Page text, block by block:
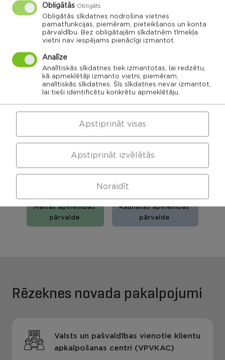
Maltas apvienības
pārvalde
Kaunatas apvienības
pārvalde
Viļānu apvienības
Rikavas
pagasts
Kantinieku
pagasts Ozolmuižas
pagasts
Dricānu
pagasts
Ilzeskalna
Audriņu
pagasts
Lendžu
Bērzgales
pagasts
Feimaņu
Pušas
pagasts
Maltas
Lūznavas
Ozolaines
pagasts
Griškānu
pagasts
pagasts
pagasts
pagasts
Sokolku
pagasts
Viļānu pagasts
Dekšāres
pagasts
Rēzeknes novada pakalpojumi
Valsts un pašvaldības vienotie klientu
apkalpošanas centri (VPVKAC)
Obligātās Obligāts
Obligātās sīkdatnes nodrošina vietnes
pamatfunkcijas, piemēram, pieteikšanos un konta
pārvaldību. Bez obligātajām sīkdatnēm tīmekļa
vietni nav iespējams pienācīgi izmantot.
Analīze
Analītiskās sīkdatnes tiek izmantotas, lai redzētu,
kā apmeklētāji izmanto vietni, piemēram,
analītiskās sīkdatnes. Šīs sīkdatnes nevar izmantot,
lai tieši identificētu konkrētu apmeklētāju.
Noraidīt
Apstiprināt izvēlētās
Apstiprināt visas